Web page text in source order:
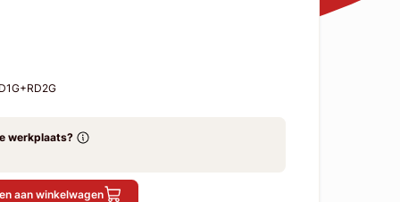
werkplaats?
aan winkelwagen